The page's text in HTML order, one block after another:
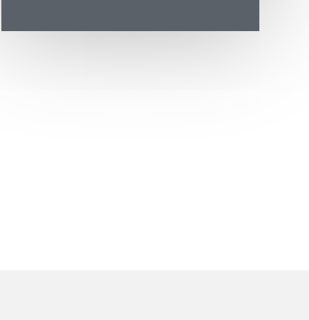
à
54035